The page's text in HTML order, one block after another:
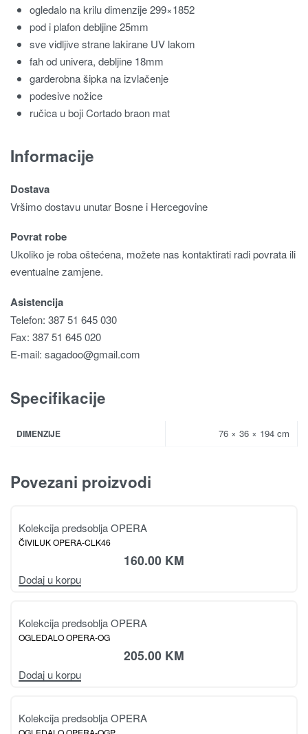
ogledalo na krilu dimenzije 299×1852
pod i plafon debljine 25mm
sve vidljive strane lakirane UV lakom
fah od univera, debljine 18mm
garderobna šipka na izvlačenje
podesive nožice
ručica u boji Cortado braon mat
Informacije
Dostava
Vršimo dostavu unutar Bosne i Hercegovine
Povrat robe
Ukoliko je roba oštećena, možete nas kontaktirati radi povrata ili
eventualne zamjene.
Asistencija
Telefon: 387 51 645 030
Fax: 387 51 645 020
E-mail: sagadoo@gmail.com
Specifikacije
DIMENZIJE 76 × 36 × 194 cm
Povezani proizvodi